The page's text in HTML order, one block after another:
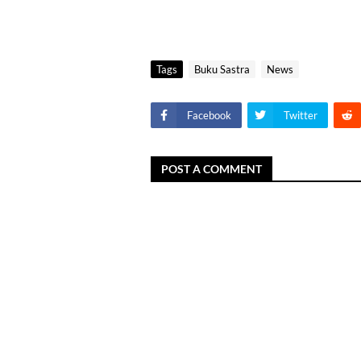
Tags Buku Sastra News
Facebook Twitter
POST A COMMENT